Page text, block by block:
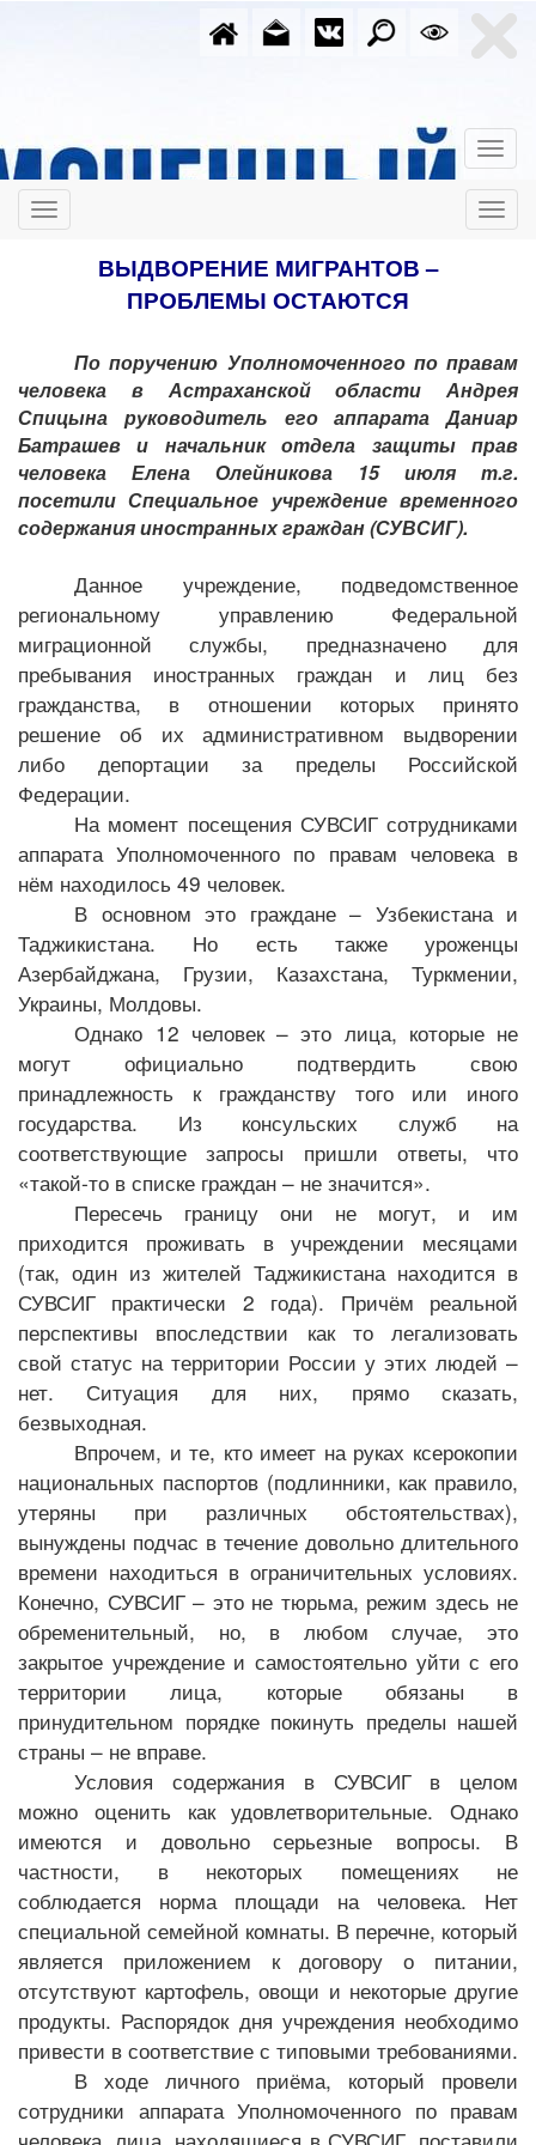
ВЫДВОРЕНИЕ МИГРАНТОВ –
ПРОБЛЕМЫ ОСТАЮТСЯ
По поручению Уполномоченного по правам
человека в Астраханской области Андрея
Спицына руководитель его аппарата Даниар
Батрашев и начальник отдела защиты прав
человека Елена Олейникова 15 июля т.г.
посетили Специальное учреждение временного
содержания иностранных граждан (СУВСИГ).
Данное учреждение, подведомственное
региональному управлению Федеральной
миграционной службы, предназначено для
пребывания иностранных граждан и лиц без
гражданства, в отношении которых принято
решение об их административном выдворении
либо депортации за пределы Российской
Федерации.
На момент посещения СУВСИГ сотрудниками
аппарата Уполномоченного по правам человека в
нём находилось 49 человек.
В основном это граждане – Узбекистана и
Таджикистана. Но есть также уроженцы
Азербайджана, Грузии, Казахстана, Туркмении,
Украины, Молдовы.
Однако 12 человек – это лица, которые не
могут официально подтвердить свою
принадлежность к гражданству того или иного
государства. Из консульских служб на
соответствующие запросы пришли ответы, что
«такой-то в списке граждан – не значится».
Пересечь границу они не могут, и им
приходится проживать в учреждении месяцами
(так, один из жителей Таджикистана находится в
СУВСИГ практически 2 года). Причём реальной
перспективы впоследствии как то легализовать
свой статус на территории России у этих людей –
нет. Ситуация для них, прямо сказать,
безвыходная.
Впрочем, и те, кто имеет на руках ксерокопии
национальных паспортов (подлинники, как правило,
утеряны при различных обстоятельствах),
вынуждены подчас в течение довольно длительного
времени находиться в ограничительных условиях.
Конечно, СУВСИГ – это не тюрьма, режим здесь не
обременительный, но, в любом случае, это
закрытое учреждение и самостоятельно уйти с его
территории лица, которые обязаны в
принудительном порядке покинуть пределы нашей
страны – не вправе.
Условия содержания в СУВСИГ в целом
можно оценить как удовлетворительные. Однако
имеются и довольно серьезные вопросы. В
частности, в некоторых помещениях не
соблюдается норма площади на человека. Нет
специальной семейной комнаты. В перечне, который
является приложением к договору о питании,
отсутствуют картофель, овощи и некоторые другие
продукты. Распорядок дня учреждения необходимо
привести в соответствие с типовыми требованиями.
В ходе личного приёма, который провели
сотрудники аппарата Уполномоченного по правам